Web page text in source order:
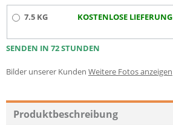
7.5 KG KOSTENLOSE LIEFERUNG
SENDEN IN 72 STUNDEN
Bilder unserer Kunden Weitere Fotos anzeigen
Produktbeschreibung